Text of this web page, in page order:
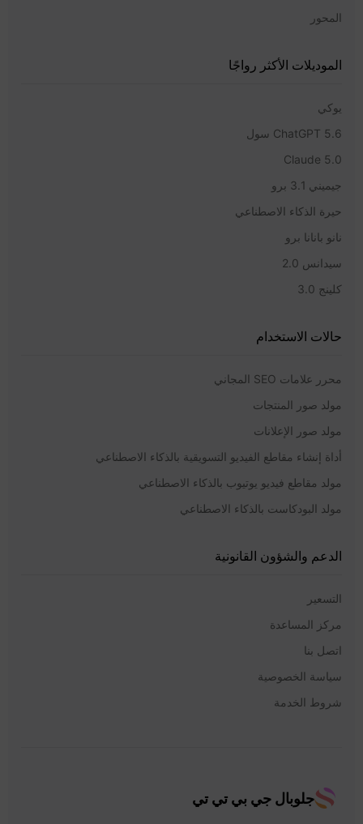
المحور
الموديلات الأكثر رواجًا
يوكي
ChatGPT 5.6 سول
Claude 5.0
جيميني 3.1 برو
حيرة الذكاء الاصطناعي
نانو بانانا برو
سيدانس 2.0
كلينج 3.0
حالات الاستخدام
محرر علامات SEO المجاني
مولد صور المنتجات
مولد صور الإعلانات
أداة إنشاء مقاطع الفيديو التسويقية بالذكاء الاصطناعي
مولد مقاطع فيديو يوتيوب بالذكاء الاصطناعي
مولد البودكاست بالذكاء الاصطناعي
الدعم والشؤون القانونية
التسعير
مركز المساعدة
اتصل بنا
سياسة الخصوصية
شروط الخدمة
جلوبال جي بي تي تي